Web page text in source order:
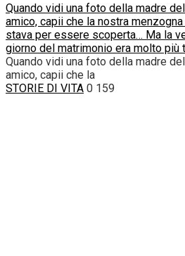
Quando vidi una foto della madre
amico, capii che la nostra
stava per essere scoperta… Ma la
giorno del matrimonio era molto più
Quando vidi una foto della madre
amico, capii che la
STORIE DI VITA 0 159